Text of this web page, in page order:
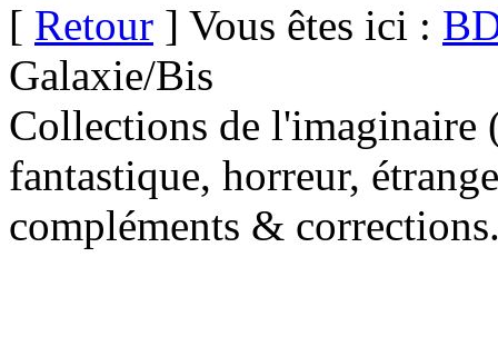
[ Retour ] Vous êtes ici :
Galaxie/Bis
Collections de l'imaginaire
fantastique, horreur,
compléments &